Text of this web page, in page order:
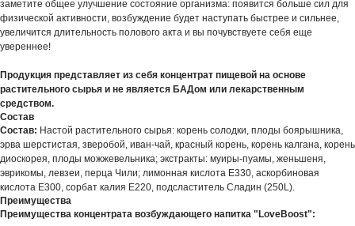
заметите общее улучшение состояние организма: появится больше сил для
физической активности, возбуждение будет наступать быстрее и сильнее,
увеличится длительность полового акта и вы почувствуете себя еще
увереннее!
Продукция представляет из себя концентрат пищевой на основе
растительного сырья и не является БАДом или лекарственным
средством.
Состав
Состав: Настой растительного сырья: корень солодки, плоды боярышника,
эрва шерстистая, зверобой, иван-чай, красный корень, корень калгана, корень
диоскорея, плоды можжевельника; экстракты: муиры-пуамы, женьшеня,
эврикомы, левзеи, перца Чили; лимонная кислота Е330, аскорбиновая
кислота Е300, сорбат калия Е220, подсластитель Сладин (250L).
Преимущества
Преимущества концентрата возбуждающего напитка "LoveBoost":